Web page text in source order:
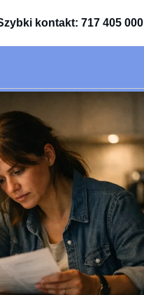
kontakt: 717 405 000